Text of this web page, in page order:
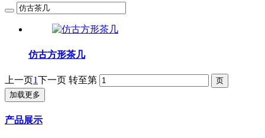
仿古方形茶几
上一页1下一页 转至第
加载更多
产品展示